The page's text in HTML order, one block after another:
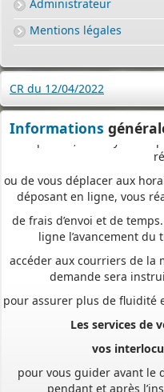
Administrateur
Mentions légales
CR du 12/04/2022
Informations
comme
poursaisir et déposer
à tout moment et où que
Plus besoin
exemplaires, d’envoyer des
ou de vous déplacer aux
déposant en ligne, vous
de frais d’envoi et de
ligne l’avancement
accéder aux courriers de la
demande sera
pour assurer plus de fluidité
Les services de
pendant et après